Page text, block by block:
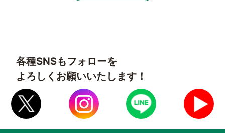
各種SNSもフォローを
よろしくお願いいたします！